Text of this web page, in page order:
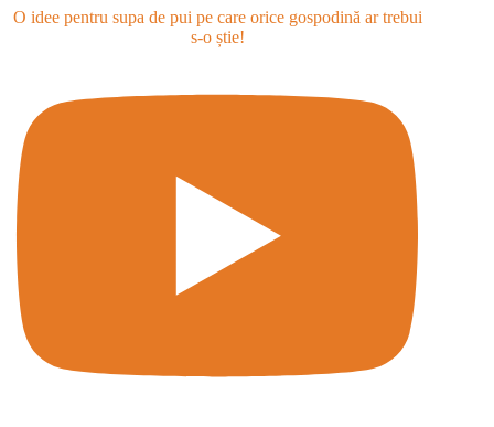
O idee pentru supa de pui pe care orice gospodină ar trebui
s-o știe!